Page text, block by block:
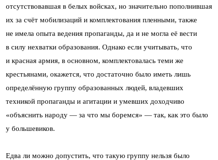
отсутствовавшая в белых войсках, но значительно пополнившая
их за счёт мобилизаций и комплектования пленными, также
не имела опыта ведения пропаганды, да и не могла её вести
в силу нехватки образования. Однако если учитывать, что
и красная армия, в основном, комплектовалась теми же
крестьянами, окажется, что достаточно было иметь лишь
определённую группу образованных людей, владевших
техникой пропаганды и агитации и умевших доходчиво
«объяснить народу — за что мы боремся» — так, как это было
у большевиков.
Едва ли можно допустить, что такую группу нельзя было